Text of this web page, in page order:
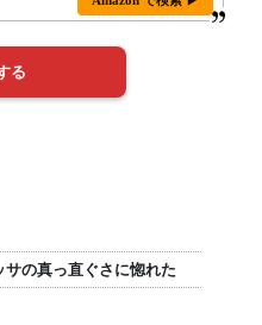
の真っ直ぐさに惚れた